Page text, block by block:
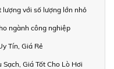
lượng với số lượng lớn nhỏ
ngành công nghiệp
Tín, Giá Rẻ
Giá Tốt Cho Lò Hơi